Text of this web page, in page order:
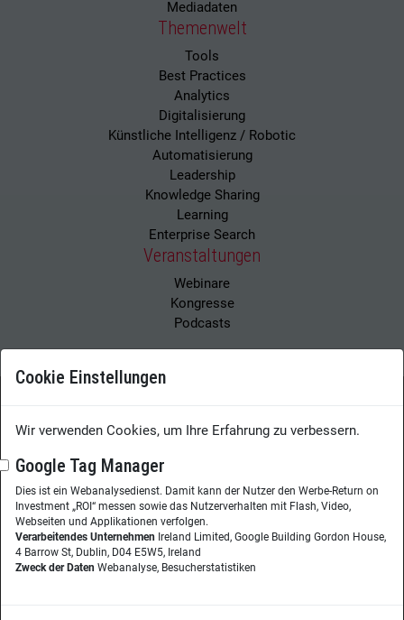
Mediadaten
Themenwelt
Tools
Best Practices
Analytics
Digitalisierung
Künstliche Intelligenz / Robotic
Automatisierung
Leadership
Knowledge Sharing
Learning
Enterprise Search
Veranstaltungen
Webinare
Kongresse
Podcasts
Wissensmanagement Magazin
Impressum
Herausgeberin:Nicole Lehnert
Westheimer Str. 18
86356 Neusäß
Telefon: +49 (0)821 48685-290
Cookie Einstellungen
Wir verwenden Cookies, um Ihre Erfahrung zu verbessern.
Google Tag Manager
Dies ist ein Webanalysedienst. Damit kann der Nutzer den Werbe-Return on
Investment „ROI“ messen sowie das Nutzerverhalten mit Flash, Video,
Webseiten und Applikationen verfolgen.
Verarbeitendes Unternehmen Ireland Limited, Google Building Gordon House,
4 Barrow St, Dublin, D04 E5W5, Ireland
Zweck der Daten Webanalyse, Besucherstatistiken